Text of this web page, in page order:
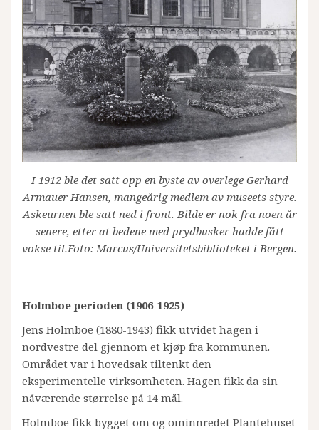
I 1912 ble det satt opp en byste av overlege Gerhard
Armauer Hansen, mangeårig medlem av museets styre.
Askeurnen ble satt ned i front. Bilde er nok fra noen år
senere, etter at bedene med prydbusker hadde fått
vokse til.Foto: Marcus/Universitetsbiblioteket i Bergen.
Holmboe perioden (1906-1925)
Jens Holmboe (1880-1943) fikk utvidet hagen i
nordvestre del gjennom et kjøp fra kommunen.
Området var i hovedsak tiltenkt den
eksperimentelle virksomheten. Hagen fikk da sin
nåværende størrelse på 14 mål.
Holmboe fikk bygget om og ominnredet Plantehuset